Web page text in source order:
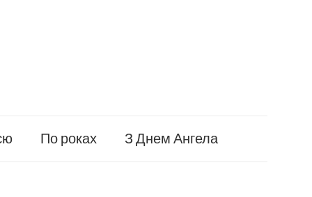
По роках З Днем Ангела